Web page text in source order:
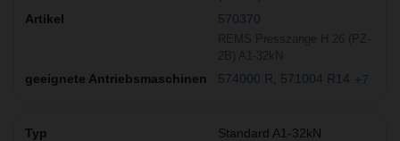
570370
574000 R 571004 R14 +7
Standard A1-32kN